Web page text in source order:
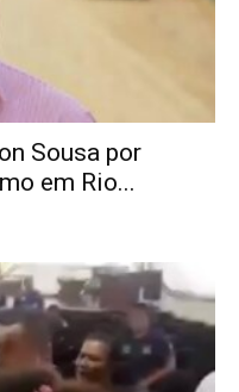
Sousa por
em Rio...